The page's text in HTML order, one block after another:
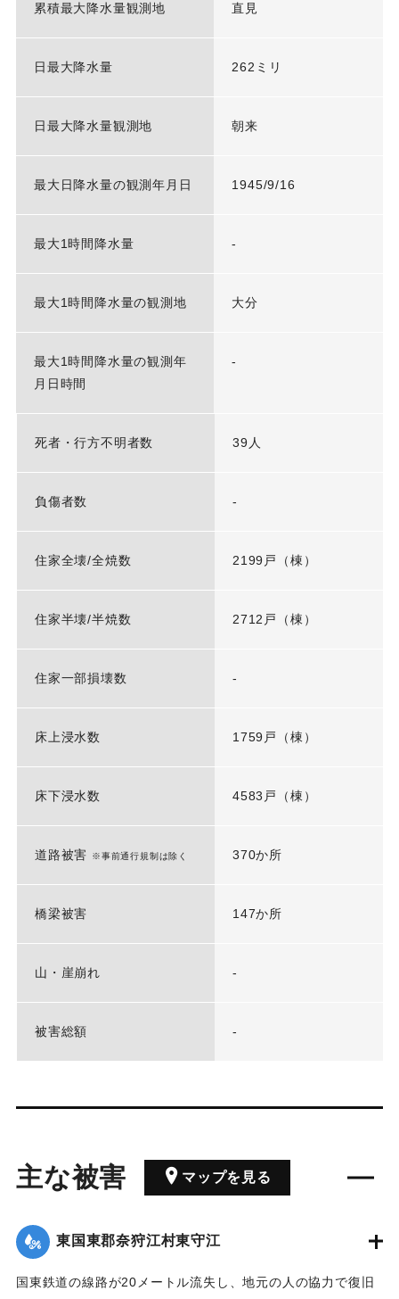
累積最大降水量観測地 直見
日最大降水量 262ミリ
日最大降水量観測地 朝来
最大日降水量の観測年月日 1945/9/16
最大1時間降水量 -
最大1時間降水量の観測地 大分
最大1時間降水量の観測年
月日時間
-
死者・行方不明者数 39人
負傷者数 -
住家全壊/全焼数 2199戸（棟）
住家半壊/半焼数 2712戸（棟）
住家一部損壊数 -
床上浸水数 1759戸（棟）
床下浸水数 4583戸（棟）
道路被害 ※事前通行規制は除く 370か所
橋梁被害 147か所
山・崖崩れ -
被害総額 -
主な被害 マップを見る
東国東郡奈狩江村東守江
国東鉄道の線路が20メートル流失し、地元の人の協力で復旧